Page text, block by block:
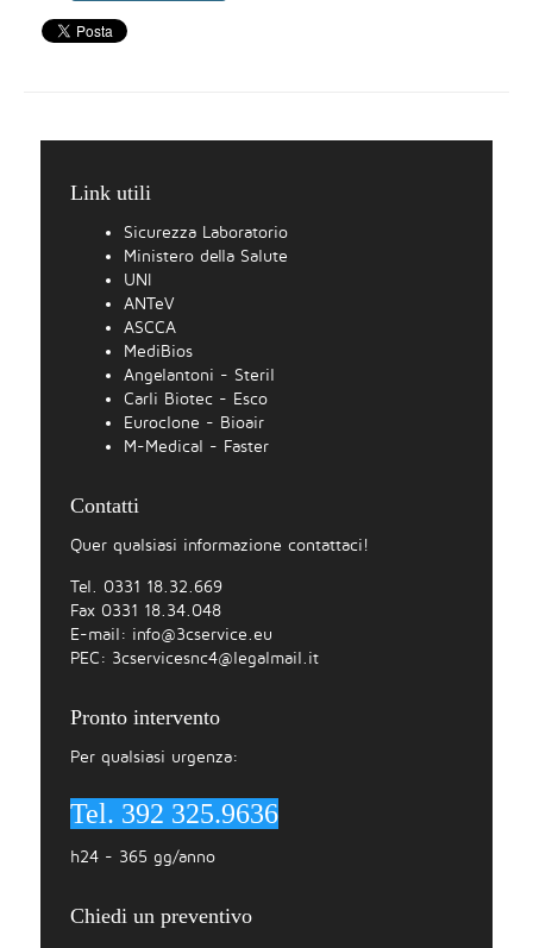
Link utili
Sicurezza Laboratorio
Ministero della Salute
UNI
ANTeV
ASCCA
MediBios
Angelantoni - Steril
Carli Biotec - Esco
Euroclone - Bioair
M-Medical - Faster
Contatti
Quer qualsiasi informazione contattaci!
Tel. 0331 18.32.669
Fax 0331 18.34.048
E-mail: info@3cservice.eu
PEC: 3cservicesnc4@legalmail.it
Pronto intervento
Per qualsiasi urgenza:
Tel. 392 325.9636
h24 - 365 gg/anno
Chiedi un preventivo